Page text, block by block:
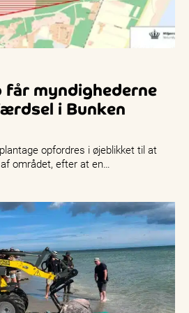
får myndighederne
i Bunken
opfordres i øjeblikket til at
området, efter at en…